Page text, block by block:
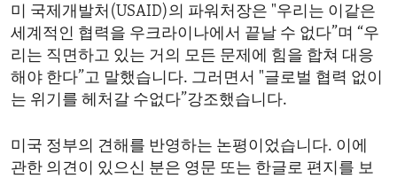
미 국제개발처(USAID)의 파워처장은 "우리는 이같은
세계적인 협력을 우크라이나에서 끝날 수 없다”며 “우
리는 직면하고 있는 거의 모든 문제에 힘을 합쳐 대응
해야 한다”고 말했습니다. 그러면서 "글로벌 협력 없이
는 위기를 헤처갈 수없다”강조했습니다.
미국 정부의 견해를 반영하는 논평이었습니다. 이에
관한 의견이 있으신 분은 영문 또는 한글로 편지를 보